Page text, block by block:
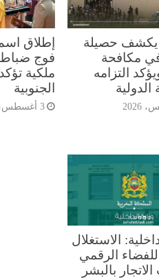
يكشف حصيلة
مكافحة
التزامه
الدولية
إطلاق
ملكية
الجنوبية
3 أغسطس، 2026
الاستغلال
الرقمي
بالبشر